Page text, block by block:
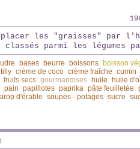
les "graisses" par
classés parmi les légumes
bases beurre boissons boisson
crème de coco crème fraîche cumin
fruits secs gourmandises huile huile
pain papillotes paprika pâte feuilletée
d'érable soupes - potages sucre